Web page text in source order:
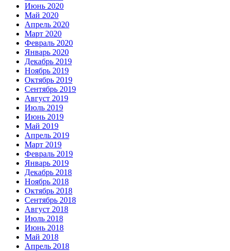
Июнь 2020
Май 2020
Апрель 2020
Март 2020
Февраль 2020
Январь 2020
Декабрь 2019
Ноябрь 2019
Октябрь 2019
Сентябрь 2019
Август 2019
Июль 2019
Июнь 2019
Май 2019
Апрель 2019
Март 2019
Февраль 2019
Январь 2019
Декабрь 2018
Ноябрь 2018
Октябрь 2018
Сентябрь 2018
Август 2018
Июль 2018
Июнь 2018
Май 2018
Апрель 2018